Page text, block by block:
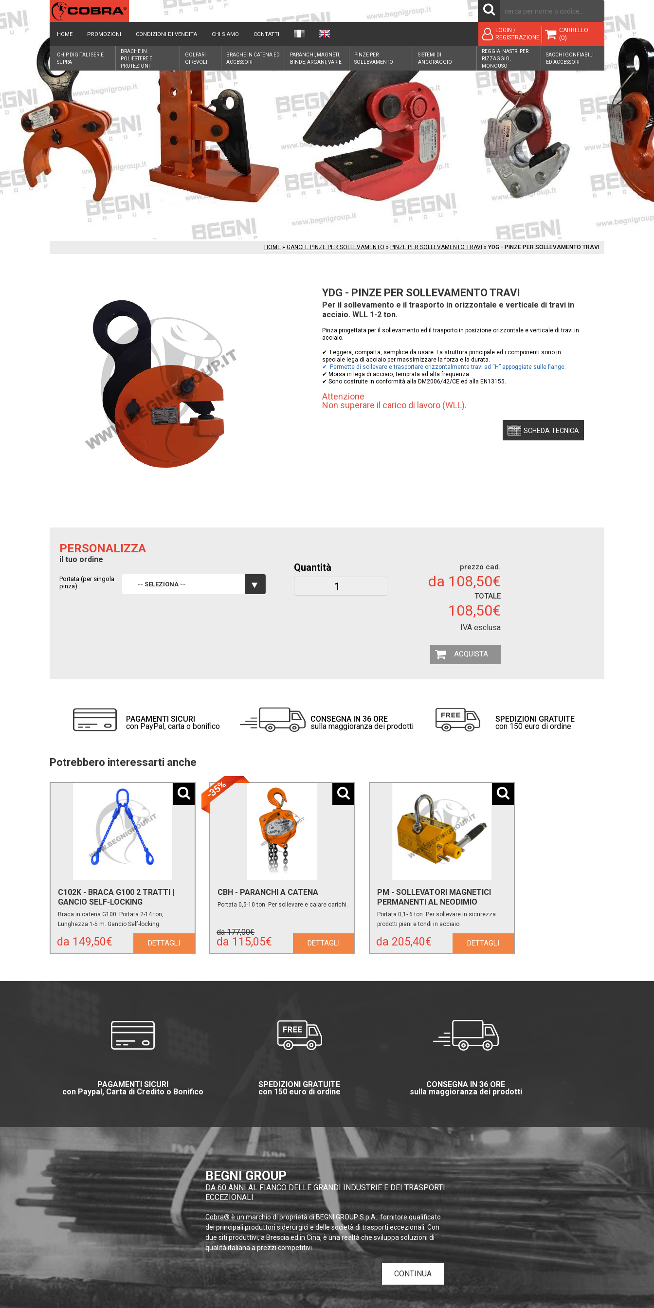
HOME PROMOZIONI CONDIZIONI DI VENDITA CHI SIAMO CONTATTI
LOGIN /
REGISTRAZIONE
CARRELLO
(0)
CHIP DIGITALI SERIE
SUPRA
BRACHE IN
POLIESTERE E
PROTEZIONI
GOLFARI
GIREVOLI
BRACHE IN CATENA ED
ACCESSORI
PARANCHI, MAGNETI,
BINDE, ARGANI, VARIE
PINZE PER
SOLLEVAMENTO
SISTEMI DI
ANCORAGGIO
REGGIA, NASTRI PER
RIZZAGGIO,
MONOUSO
SACCHI GONFIABILI
ED ACCESSORI
HOME » GANCI E PINZE PER SOLLEVAMENTO » PINZE PER SOLLEVAMENTO TRAVI » YDG - PINZE PER SOLLEVAMENTO TRAVI
YDG - PINZE PER SOLLEVAMENTO TRAVI
Per il sollevamento e il trasporto in orizzontale e verticale di travi in
acciaio. WLL 1-2 ton.
Pinza progettata per il sollevamento ed il trasporto in posizione orizzontale e verticale di travi in
acciaio.
✔ Leggera, compatta, semplice da usare. La struttura principale ed i componenti sono in
speciale lega di acciaio per massimizzare la forza e la durata.
✔ Permette di sollevare e trasportare orizzontalmente travi ad “H” appoggiate sulle flange.
✔ Morsa in lega di acciaio, temprata ad alta frequenza.
✔ Sono costruite in conformità alla DM2006/42/CE ed alla EN13155.
Attenzione
Non superare il carico di lavoro (WLL).
SCHEDA TECNICA
PERSONALIZZA
il tuo ordine
Portata (per singola
pinza)
-- SELEZIONA --
Quantità prezzo cad.
da 108,50€
TOTALE
108,50€
IVA esclusa
ACQUISTA
SPEDIZIONI GRATUITE
con 150 euro di ordine
CONSEGNA IN 36 ORE
sulla maggioranza dei prodotti
PAGAMENTI SICURI
con PayPal, carta o bonifico
Potrebbero interessarti anche
C102K - BRACA G100 2 TRATTI |
GANCIO SELF-LOCKING
Braca in catena G100. Portata 2-14 ton,
Lunghezza 1-5 m. Gancio Self-locking.
da 149,50€ DETTAGLI
-35%
CBH - PARANCHI A CATENA
Portata 0,5-10 ton. Per sollevare e calare carichi.
da 177,00€
da 115,05€ DETTAGLI
PM - SOLLEVATORI MAGNETICI
PERMANENTI AL NEODIMIO
Portata 0,1- 6 ton. Per sollevare in sicurezza
prodotti piani e tondi in acciaio.
da 205,40€ DETTAGLI
PAGAMENTI SICURI
con Paypal, Carta di Credito o Bonifico
SPEDIZIONI GRATUITE
con 150 euro di ordine
CONSEGNA IN 36 ORE
sulla maggioranza dei prodotti
BEGNI GROUP
DA 60 ANNI AL FIANCO DELLE GRANDI INDUSTRIE E DEI TRASPORTI
ECCEZIONALI
Cobra® è un marchio di proprietà di BEGNI GROUP S.p.A.: fornitore qualificato
dei principali produttori siderurgici e delle società di trasporti eccezionali. Con
due siti produttivi, a Brescia ed in Cina, è una realtà che sviluppa soluzioni di
qualità italiana a prezzi competitivi.
CONTINUA